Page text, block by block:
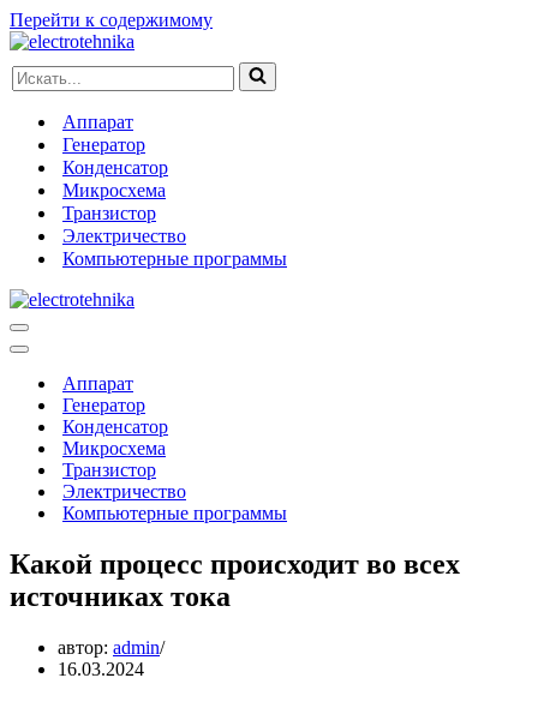
Перейти к содержимому
Искать...
Аппарат
Генератор
Конденсатор
Микросхема
Транзистор
Электричество
Компьютерные программы
Меню
навигации
Меню
навигацииАппарат
Генератор
Конденсатор
Микросхема
Транзистор
Электричество
Компьютерные программы
Какой процесс происходит во всех
источниках тока
автор: admin
16.03.2024